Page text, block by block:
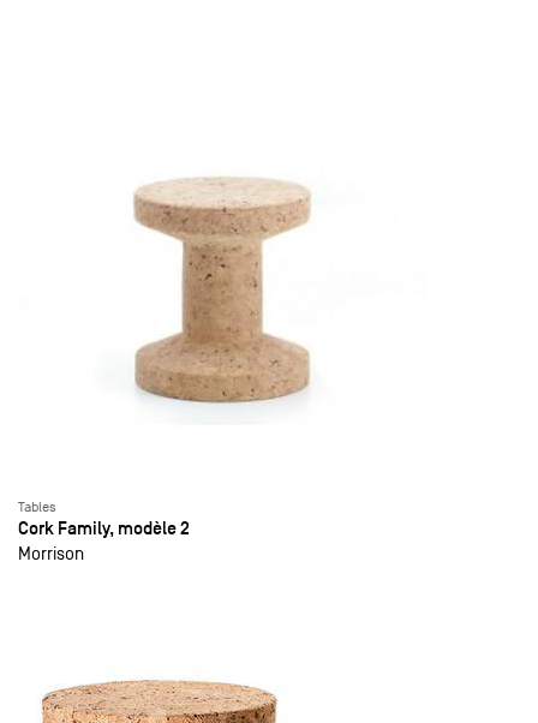
Tables
Cork Family, modèle 2
Morrison